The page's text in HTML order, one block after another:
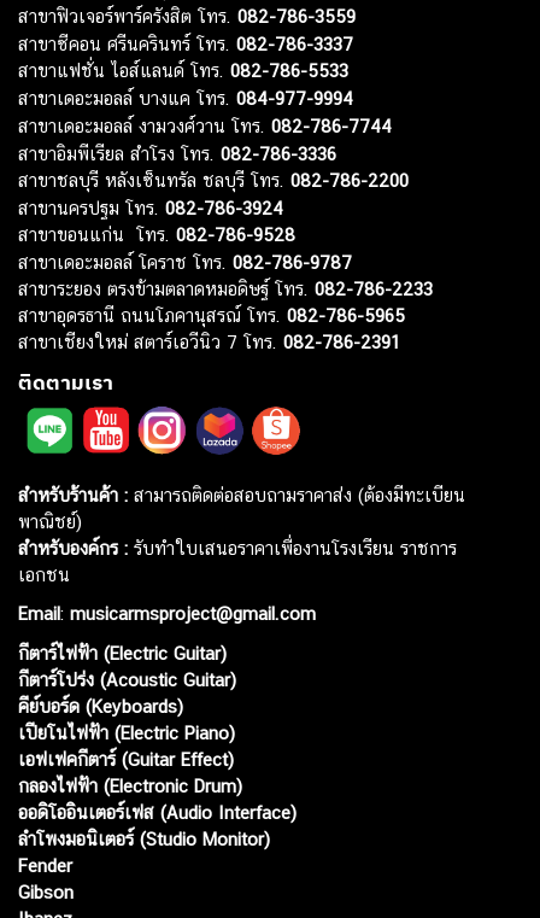
สาขาฟิวเจอร์พาร์ครังสิต โทร. 082-786-3559
สาขาซีคอน ศรีนครินทร์ โทร. 082-786-3337
สาขาแฟชั่น ไอส์แลนด์ โทร. 082-786-5533
สาขาเดอะมอลล์ บางแค โทร. 084-977-9994
สาขาเดอะมอลล์ งามวงศ์วาน โทร. 082-786-7744
สาขาอิมพีเรียล สำโรง โทร. 082-786-3336
สาขาชลบุรี หลังเซ็นทรัล ชลบุรี โทร. 082-786-2200
สาขานครปฐม โทร. 082-786-3924
สาขาขอนแก่น โทร. 082-786-9528
สาขาเดอะมอลล์ โคราช โทร. 082-786-9787
สาขาระยอง ตรงข้ามตลาดหมอดิษฐ์ โทร. 082-786-2233
สาขาอุดรธานี ถนนโภคานุสรณ์ โทร. 082-786-5965
สาขาเชียงใหม่ สตาร์เอวีนิว 7 โทร. 082-786-2391
ติดตามเรา
สำหรับร้านค้า : สามารถติดต่อสอบถามราคาส่ง (ต้องมีทะเบียน
พาณิชย์)
สำหรับองค์กร : รับทำใบเสนอราคาเพื่องานโรงเรียน ราชการ
เอกชน
Email: musicarmsproject@gmail.com
กีตาร์ไฟฟ้า (Electric Guitar)
กีตาร์โปร่ง (Acoustic Guitar)
คีย์บอร์ด (Keyboards)
เปียโนไฟฟ้า (Electric Piano)
เอฟเฟคกีตาร์ (Guitar Effect)
กลองไฟฟ้า (Electronic Drum)
ออดิโออินเตอร์เฟส (Audio Interface)
ลำโพงมอนิเตอร์ (Studio Monitor)
Fender
Gibson